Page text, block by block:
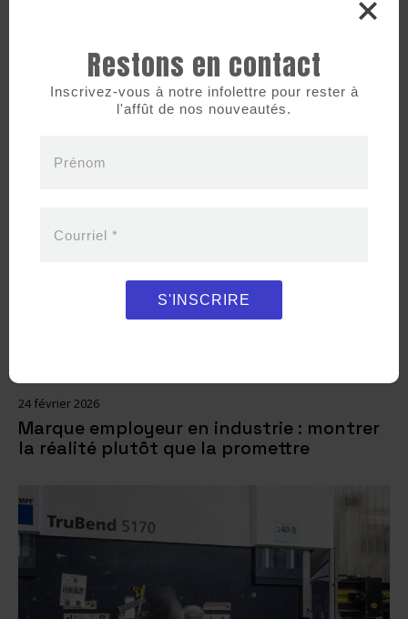
24 février 2026
Marque employeur en industrie : montrer
la réalité plutôt que la promettre
Restons en contact
Inscrivez-vous à notre infolettre pour rester à
l'affût de nos nouveautés.
Prénom
Courriel *
S'INSCRIRE